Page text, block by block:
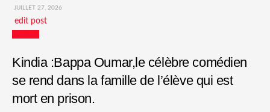
JUILLET 27, 2026
edit post
Kindia :Bappa Oumar,le célèbre comédien
se rend dans la famille de l’élève qui est
mort en prison.